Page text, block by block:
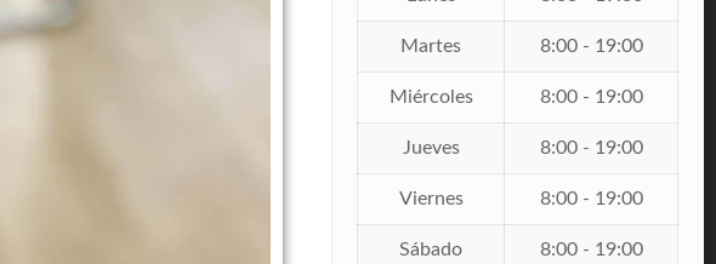
Martes 8:00 - 19:00
Miércoles 8:00 - 19:00
Jueves 8:00 - 19:00
Viernes 8:00 - 19:00
Sábado 8:00 - 19:00